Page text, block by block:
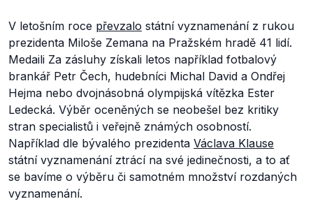
V letošním roce převzalo státní vyznamenání z rukou
prezidenta Miloše Zemana na Pražském hradě 41 lidí.
Medaili Za zásluhy získali letos například fotbalový
brankář Petr Čech, hudebníci Michal David a Ondřej
Hejma nebo dvojnásobná olympijská vítězka Ester
Ledecká. Výběr oceněných se neobešel bez kritiky
stran specialistů i veřejně známých osobností.
Například dle bývalého prezidenta Václava Klause
státní vyznamenání ztrácí na své jedinečnosti, a to ať
se bavíme o výběru či samotném množství rozdaných
vyznamenání.